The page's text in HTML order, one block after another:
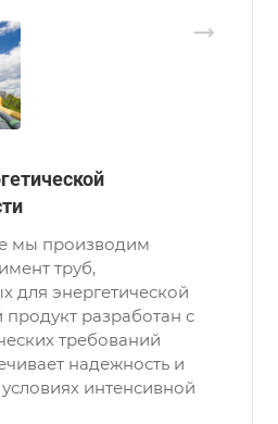
мы производим
труб,
для энергетической
разработан с
требований
надежность и
интенсивной